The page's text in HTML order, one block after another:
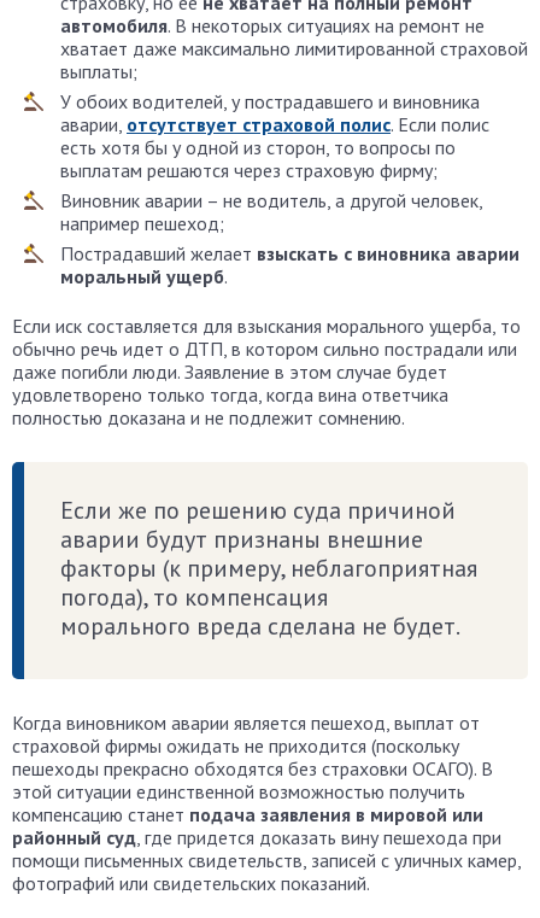
автомобиля. В некоторых ситуациях на ремонт не
хватает даже максимально лимитированной страховой
выплаты;
У обоих водителей, у пострадавшего и виновника
аварии, отсутствует страховой полис. Если полис
есть хотя бы у одной из сторон, то вопросы по
выплатам решаются через страховую фирму;
Виновник аварии – не водитель, а другой человек,
например пешеход;
Пострадавший желает взыскать с виновника аварии
моральный ущерб.
Если иск составляется для взыскания морального ущерба, то
обычно речь идет о ДТП, в котором сильно пострадали или
даже погибли люди. Заявление в этом случае будет
удовлетворено только тогда, когда вина ответчика
полностью доказана и не подлежит сомнению.
Если же по решению суда причиной
аварии будут признаны внешние
факторы (к примеру, неблагоприятная
погода), то компенсация
морального вреда сделана не будет.
Когда виновником аварии является пешеход, выплат от
страховой фирмы ожидать не приходится (поскольку
пешеходы прекрасно обходятся без страховки ОСАГО). В
этой ситуации единственной возможностью получить
компенсацию станет подача заявления в мировой или
районный суд, где придется доказать вину пешехода при
помощи письменных свидетельств, записей с уличных камер,
фотографий или свидетельских показаний.